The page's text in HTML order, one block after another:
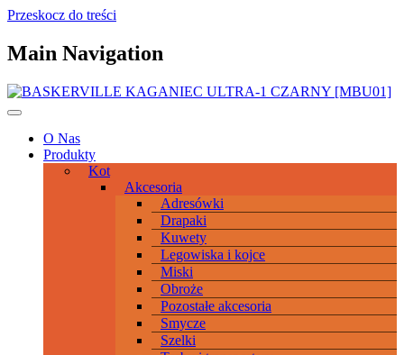
Przeskocz do treści
Main Navigation
O Nas
Produkty
Kot
Akcesoria
Adresówki
Drapaki
Kuwety
Legowiska i kojce
Miski
Obroże
Pozostałe akcesoria
Smycze
Szelki